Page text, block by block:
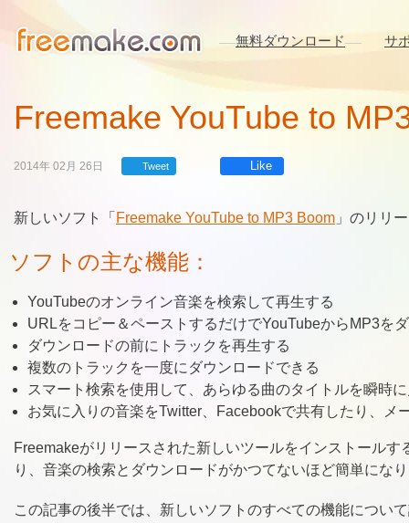
無料ダウンロード サ
Freemake YouTube to
2014年 02月 26日 Tweet Like
新しいソフト「 Freemake YouTube to MP3 Boom 」のリリ
ソフトの主な機能：
YouTubeのオンライン音楽を検索して再生する
URLをコピー＆ペーストするだけでYouTubeからMP3を
ダウンロードの前にトラックを再生する
複数のトラックを一度にダウンロードできる
スマート検索を使用して、あらゆる曲のタイトルを瞬時
お気に入りの音楽をTwitter、Facebookで共有したり、メ
Freemakeがリリースされた新しいツールをインストール
り、音楽の検索とダウンロードがかつてないほど簡単にな
この記事の後半では、新しいソフトのすべての機能につい